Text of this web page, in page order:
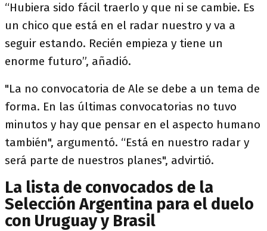
“Hubiera sido fácil traerlo y que ni se cambie. Es
un chico que está en el radar nuestro y va a
seguir estando. Recién empieza y tiene un
enorme futuro”, añadió.
"La no convocatoria de Ale se debe a un tema de
forma. En las últimas convocatorias no tuvo
minutos y hay que pensar en el aspecto humano
también", argumentó. “Está en nuestro radar y
será parte de nuestros planes", advirtió.
La lista de convocados de la
Selección Argentina para el duelo
con Uruguay y Brasil